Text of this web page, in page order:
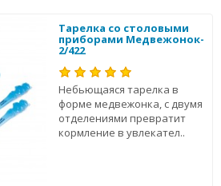
Тарелка со столовыми
приборами Медвежонок-
2/422
Небьющаяся тарелка в
форме медвежонка, с двумя
отделениями превратит
кормление в увлекател..